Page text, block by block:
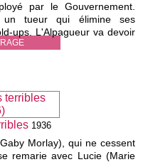
par le Gouvernement.
un tueur qui élimine ses
ups. L'Alpagueur va devoir
1936
Morlay), qui ne cessent
remarie avec Lucie (Marie